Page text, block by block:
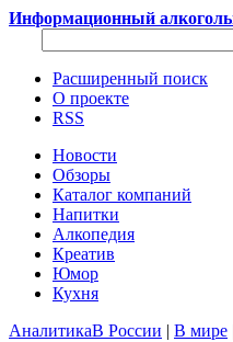
Информационный
Расширенный поиск
О проекте
RSS
Новости
Обзоры
Каталог компаний
Напитки
Алкопедия
Креатив
Юмор
Кухня
АналитикаВ России | В мире